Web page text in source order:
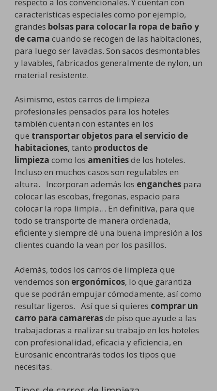
características especiales como por ejemplo,
grandes bolsas para colocar la ropa de baño y
de cama cuando se recogen de las habitaciones,
para luego ser lavadas. Son sacos desmontables
y lavables, fabricados generalmente de nylon, un
material resistente.
Asimismo, estos carros de limpieza
profesionales pensados para los hoteles
también cuentan con estantes en los
que transportar objetos para el servicio de
habitaciones, tanto productos de
limpieza como los amenitiesde los hoteles.
Incluso en muchos casos son regulables en
altura. Incorporan además los enganches para
colocar las escobas, fregonas, espacio para
colocar la ropa limpia… En definitiva, para que
todo se transporte de manera ordenada,
eficiente y siempre dé una buena impresión a los
clientes cuando la vean por los pasillos.
Además, todos los carros de limpieza que
vendemos son ergonómicos, lo que garantiza
que se podrán empujar cómodamente, así como
resultar ligeros. Así que si quieres comprar un
carro para camarerasde piso que ayude a las
trabajadoras a realizar su trabajo en los hoteles
con profesionalidad, eficacia y eficiencia, en
Eurosanic encontrarás todos los tipos que
necesitas.